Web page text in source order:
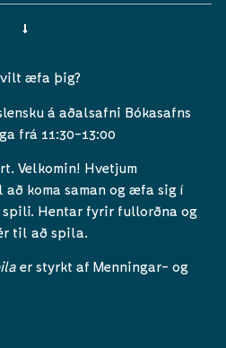
vilt æfa þig?
á aðalsafni Bókasafns
frá 11:30-13:00
Velkomin! Hvetjum
koma saman og æfa sig í
spili. Hentar fyrir fullorðna og
til að spila.
er styrkt af Menningar- og